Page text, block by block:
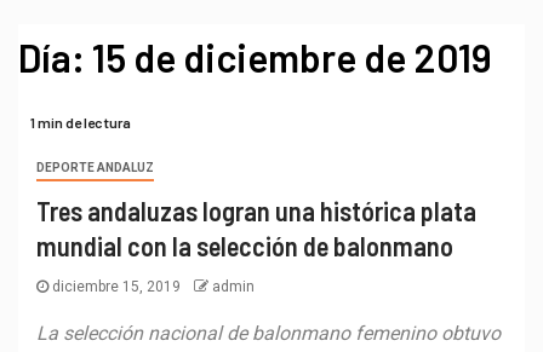
Día: 15 de diciembre de 2019
1 min de lectura
DEPORTE ANDALUZ
Tres andaluzas logran una histórica plata
mundial con la selección de balonmano
diciembre 15, 2019 admin
La selección nacional de balonmano femenino obtuvo